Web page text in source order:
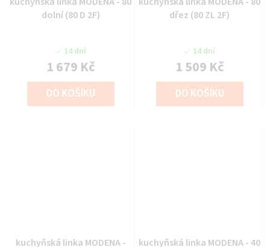
dolní (80 D 2F)
14 dní
1 679 Kč
DO KOŠÍKU
dřez (80 ZL 2F)
14 dní
1 509 Kč
DO KOŠÍKU
kuchyňská linka MODENA -
kuchyňská linka MODENA - 40